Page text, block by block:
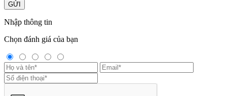
GỬI
Nhập thông tin
Chọn đánh giá của bạn